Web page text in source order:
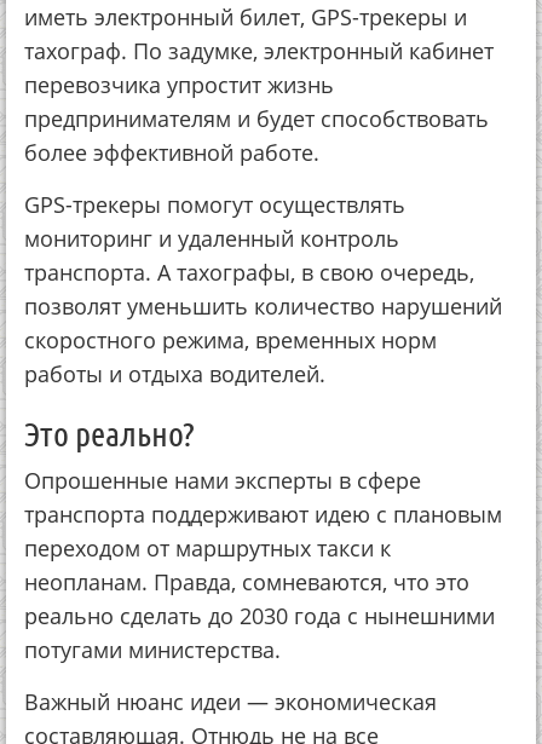
иметь электронный билет, GPS-трекеры и
тахограф. По задумке, электронный кабинет
перевозчика упростит жизнь
предпринимателям и будет способствовать
более эффективной работе.
GPS-трекеры помогут осуществлять
мониторинг и удаленный контроль
транспорта. А тахографы, в свою очередь,
позволят уменьшить количество нарушений
скоростного режима, временных норм
работы и отдыха водителей.
Это реально?
Опрошенные нами эксперты в сфере
транспорта поддерживают идею с плановым
переходом от маршрутных такси к
неопланам. Правда, сомневаются, что это
реально сделать до 2030 года с нынешними
потугами министерства.
Важный нюанс идеи — экономическая
составляющая. Отнюдь не на все